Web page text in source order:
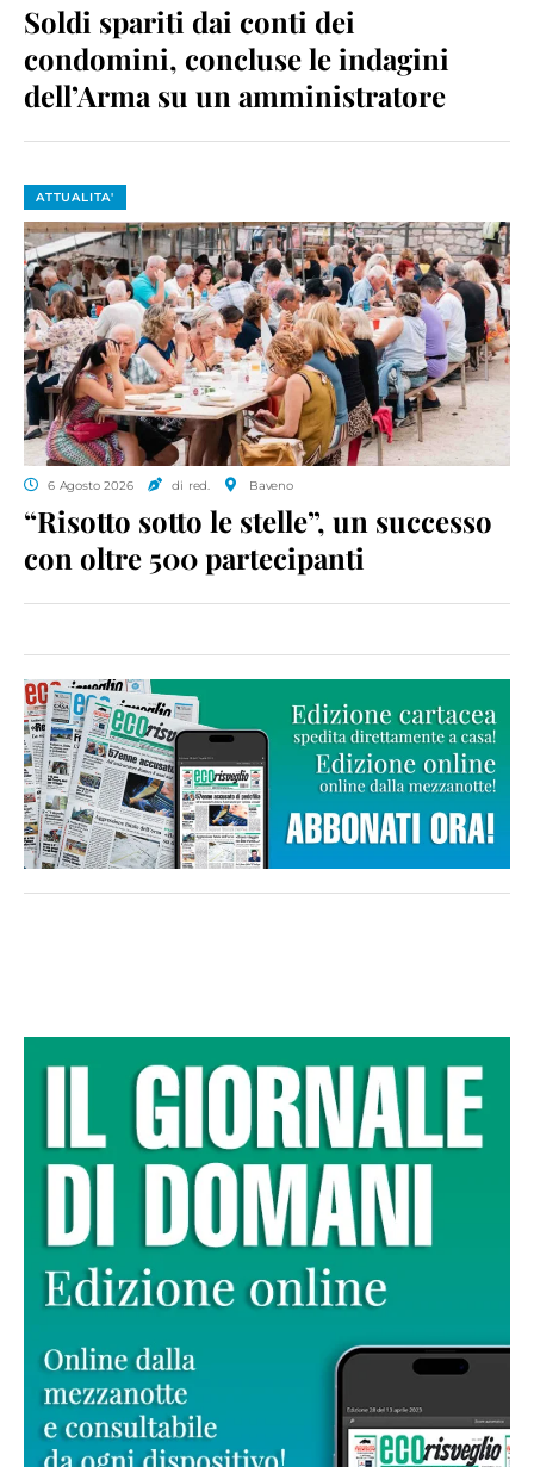
Soldi spariti dai conti dei
condomini, concluse le indagini
dell’Arma su un amministratore
ATTUALITA'
6 Agosto 2026 di red. Baveno
“Risotto sotto le stelle”, un successo
con oltre 500 partecipanti